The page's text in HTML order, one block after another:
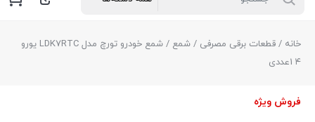
خانه / قطعات برقی مصرفی / شمع
/ شمع خودرو تورچ مدل LDK7RTC یورو
۴ 1عددی
فروش ویژه